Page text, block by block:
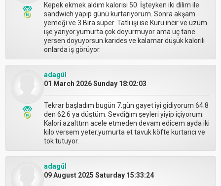
Kepek ekmek aldım kalorisi 50. İşteyken iki dilim ile
sandwich yapıp günü kurtarıyorum. Sonra akşam
yemeği ve 3 Bira süper. Tatlı işi ise Kuru incir ve üzüm
işe yarıyor.yumurta çok doyurmuyor ama üç tane
yersen doyuyorsun.karides ve kalamar düşük kalorili
onlarda iş görüyor.
adagül
01 March 2026 Sunday 18:02:03
Tekrar başladım bugün 7.gün gayet iyi gidiyorum 64.8
den 62.6 ya düştüm. Sevdiğim şeyleri yiyip içiyorum.
Kalori azalttım acele etmeden devam edicem ayda iki
kilo versem yeter.yumurta et tavuk köfte kurtarıcı ve
tok tutuyor.
adagül
09 August 2025 Saturday 15:33:24